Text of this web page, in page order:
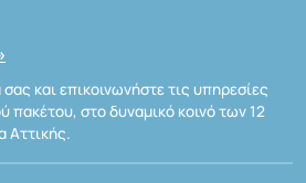
και επικοινωνήστε τις υπηρεσίες
πακέτου, στο δυναμικό κοινό των 12
Αττικής.